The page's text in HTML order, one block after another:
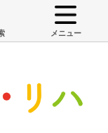
メニュー